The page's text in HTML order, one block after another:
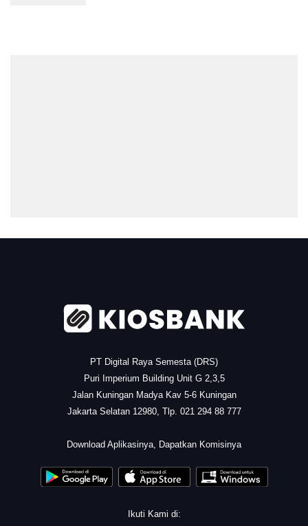
PT Digital Raya Semesta (DRS)
Puri Imperium Building Unit G 2,3,5
Jalan Kuningan Madya Kav 5-6 Kuningan
Jakarta Selatan 12980, Tlp. 021 294 88 777
Download Aplikasinya, Dapatkan Komisinya
Ikuti Kami di: